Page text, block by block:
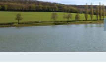
Place de la Liberté